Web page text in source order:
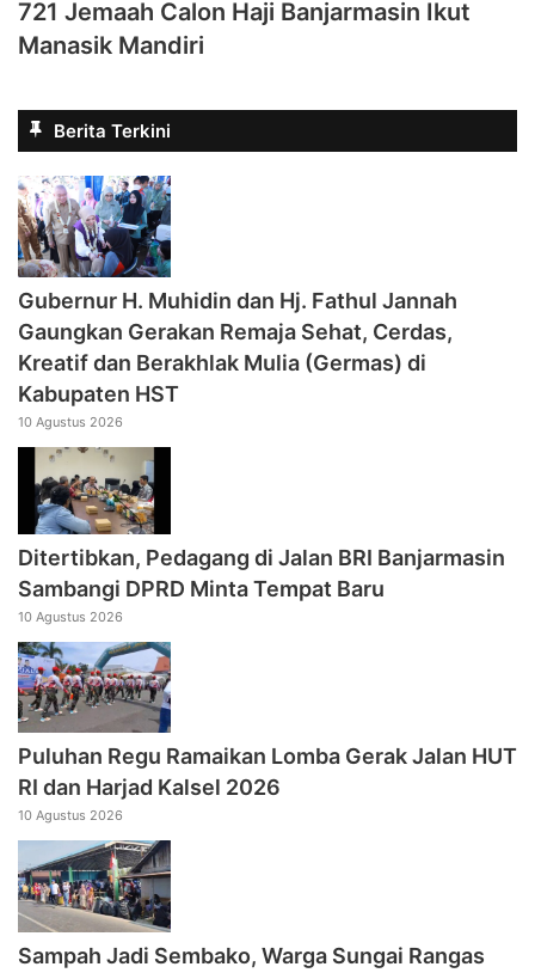
721 Jemaah Calon Haji Banjarmasin Ikut
Manasik Mandiri
Berita Terkini
‎Gubernur H. Muhidin dan Hj. Fathul Jannah
Gaungkan Gerakan Remaja Sehat, Cerdas,
Kreatif dan Berakhlak Mulia (Germas) di
Kabupaten HST
10 Agustus 2026
Ditertibkan, Pedagang di Jalan BRI Banjarmasin
Sambangi DPRD Minta Tempat Baru
10 Agustus 2026
Puluhan Regu Ramaikan Lomba Gerak Jalan HUT
RI dan Harjad Kalsel 2026
10 Agustus 2026
Sampah Jadi Sembako, Warga Sungai Rangas